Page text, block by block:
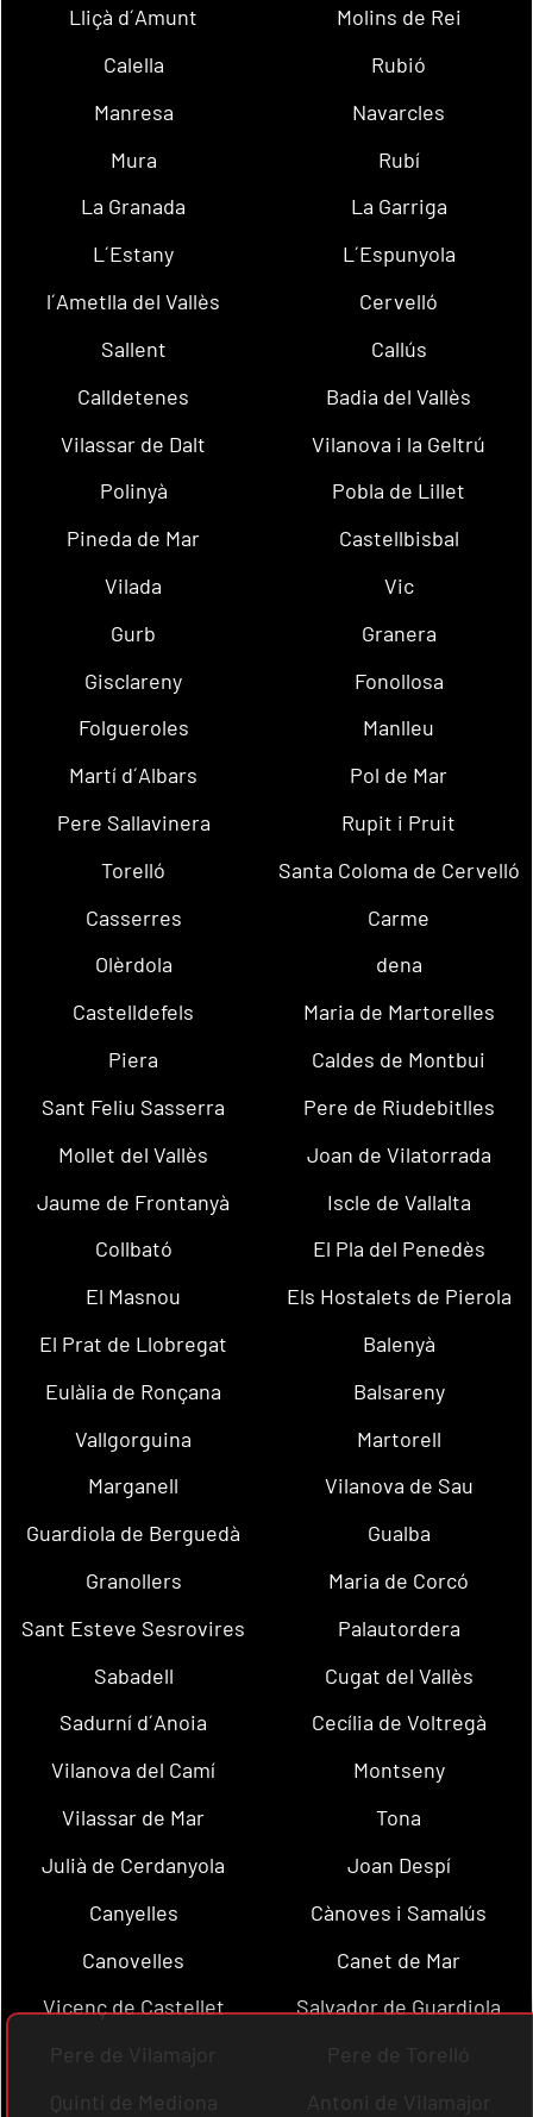
Lliçà d´Amunt
Molins de Rei
Calella
Rubió
Manresa
Navarcles
Mura
Rubí
La Granada
La Garriga
L´Estany
L´Espunyola
l´Ametlla del Vallès
Cervelló
Sallent
Callús
Calldetenes
Badia del Vallès
Vilassar de Dalt
Vilanova i la Geltrú
Polinyà
Pobla de Lillet
Pineda de Mar
Castellbisbal
Vilada
Vic
Gurb
Granera
Gisclareny
Fonollosa
Folgueroles
Manlleu
Martí d´Albars
Pol de Mar
Pere Sallavinera
Rupit i Pruit
Torelló
Santa Coloma de Cervelló
Casserres
Carme
Olèrdola
dena
Castelldefels
Maria de Martorelles
Piera
Caldes de Montbui
Sant Feliu Sasserra
Pere de Riudebitlles
Mollet del Vallès
Joan de Vilatorrada
Jaume de Frontanyà
Iscle de Vallalta
Collbató
El Pla del Penedès
El Masnou
Els Hostalets de Pierola
El Prat de Llobregat
Balenyà
Eulàlia de Ronçana
Balsareny
Vallgorguina
Martorell
Marganell
Vilanova de Sau
Guardiola de Berguedà
Gualba
Granollers
Maria de Corcó
Sant Esteve Sesrovires
Palautordera
Sabadell
Cugat del Vallès
Sadurní d´Anoia
Cecília de Voltregà
Vilanova del Camí
Montseny
Vilassar de Mar
Tona
Julià de Cerdanyola
Joan Despí
Canyelles
Cànoves i Samalús
Canovelles
Canet de Mar
Vicenç de Castellet
Salvador de Guardiola
Pere de Vilamajor
Pere de Torelló
Quintí de Mediona
Antoni de Vilamajor